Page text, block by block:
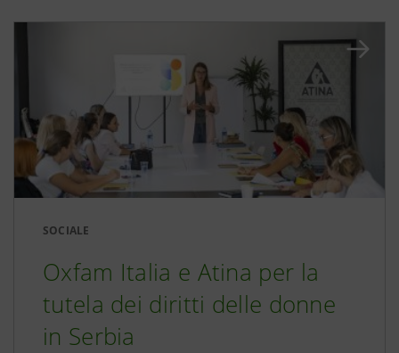
SOCIALE
Oxfam Italia e Atina per la
tutela dei diritti delle donne
in Serbia